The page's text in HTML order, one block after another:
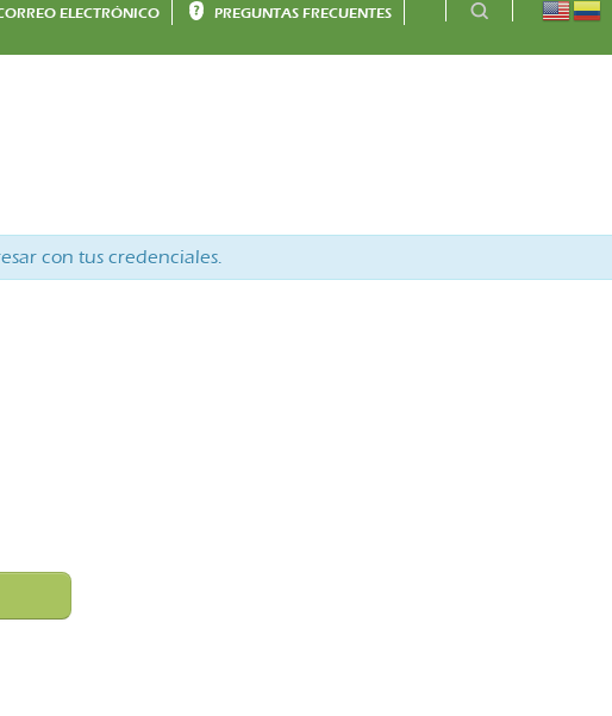
ELECTRÓNICO PREGUNTAS FRECUENTES
con tus credenciales.